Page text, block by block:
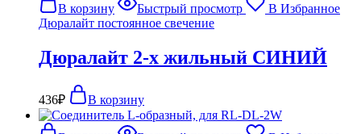
В корзину Быстрый просмотр
В Избранное
Дюралайт постоянное свечение
Дюралайт 2-х жильный СИНИЙ
436₽ В корзину